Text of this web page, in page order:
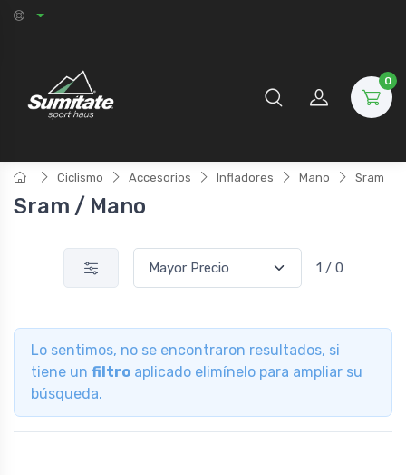
0
Ciclismo Accesorios Infladores Mano Sram
Sram / Mano
1 / 0
Lo sentimos, no se encontraron resultados, si
tiene un filtro aplicado elimínelo para ampliar su
búsqueda.